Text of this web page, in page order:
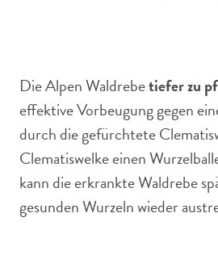
Die Alpen Waldrebetiefer zu
effektive Vorbeugung gegen
durch die gefürchtete
Clematiswelke einen
kann die erkrankte Waldrebe
gesunden Wurzeln wieder